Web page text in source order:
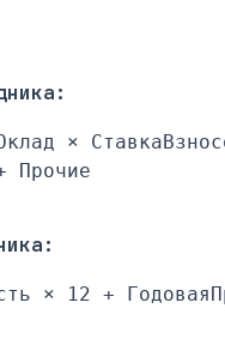
×
Прочие
× 12 +